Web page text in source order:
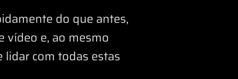
do que antes,
vídeo e, ao mesmo
lidar com todas estas